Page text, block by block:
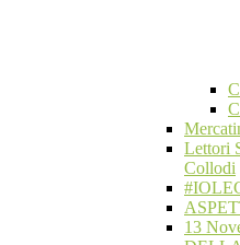
Lettori
Collodi
13